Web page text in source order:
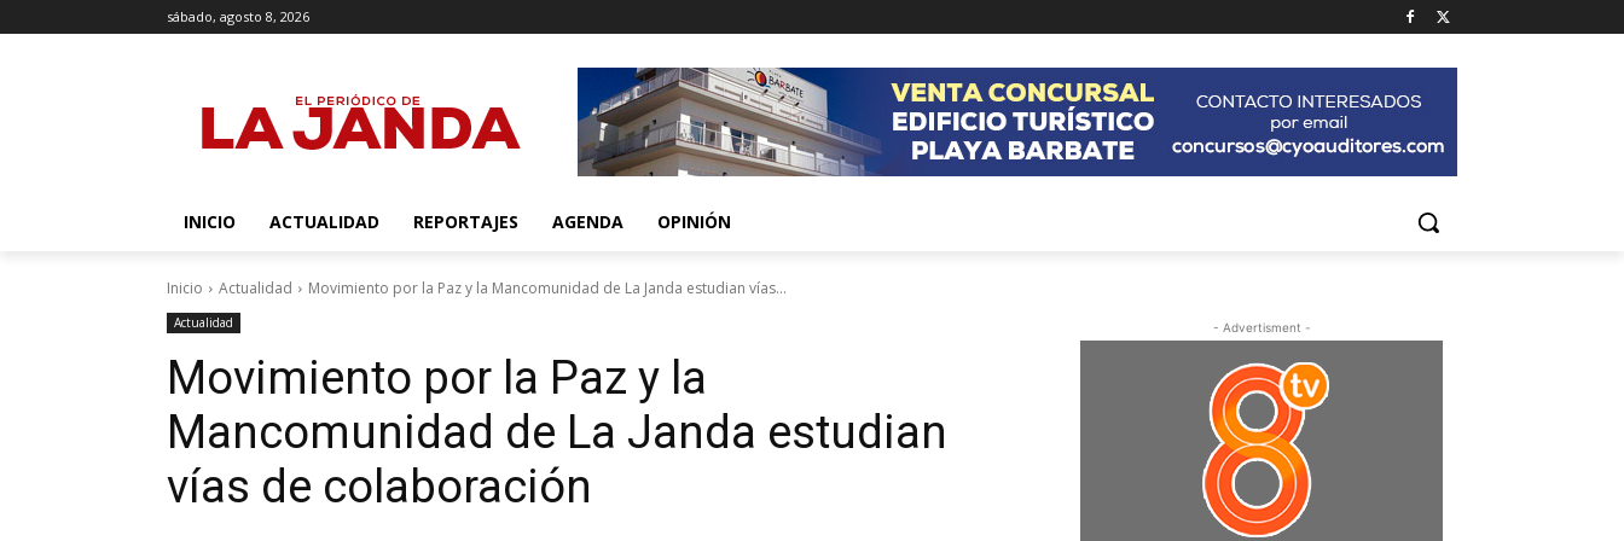
sábado, agosto 8, 2026
INICIO ACTUALIDAD REPORTAJES AGENDA OPINIÓN
Inicio Actualidad Movimiento por la Paz y la Mancomunidad de La Janda estudian vías...
Actualidad
Movimiento por la Paz y la
Mancomunidad de La Janda estudian
vías de colaboración
- Advertisment -